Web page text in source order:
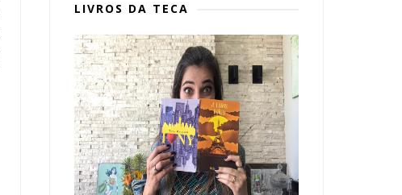
LIVROS DA TECA